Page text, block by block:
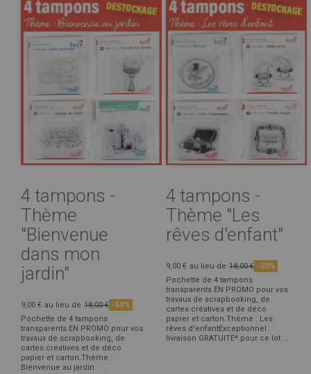
4 tampons -
Thème
"Bienvenue
dans mon
jardin"
9,00 € au lieu de 18,00 € -50%
Pochette de 4 tampons
transparents EN PROMO pour vos
travaux de scrapbooking, de
cartes créatives et de déco
papier et carton.Thème :
Bienvenue au jardin
4 tampons -
Thème "Les
rêves d'enfant"
9,00 € au lieu de 18,00 € -50%
Pochette de 4 tampons
transparents EN PROMO pour vos
travaux de scrapbooking, de
cartes créatives et de déco
papier et carton.Thème : Les
rêves d'enfantExceptionnel :
livraison GRATUITE* pour ce lot ...